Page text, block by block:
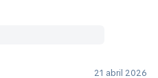
21 abril 2026